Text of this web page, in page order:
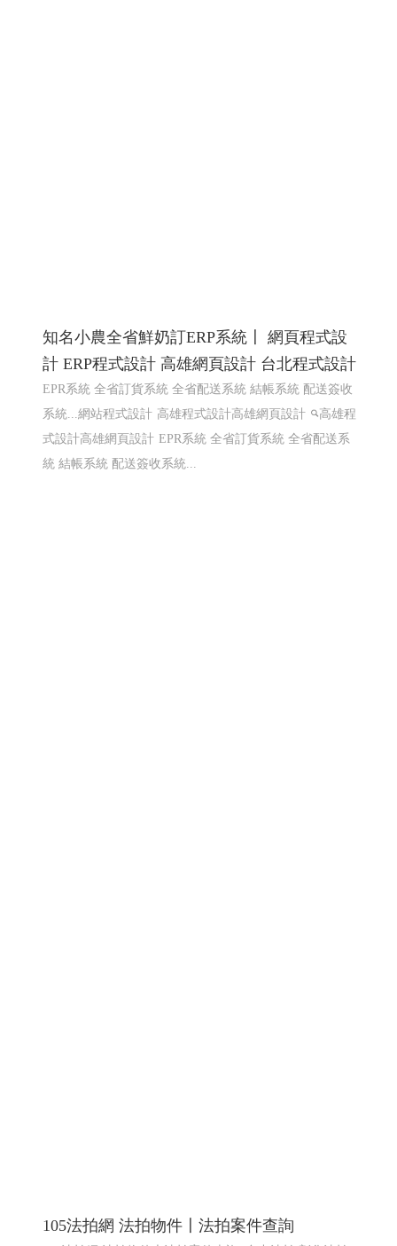
知名小農全省鮮奶訂ERP系統〡 網頁程式設
計 ERP程式設計 高雄網頁設計 台北程式設計
EPR系統 全省訂貨系統 全省配送系統 結帳系統 配送簽收
系統...網站程式設計 高雄程式設計高雄網頁設計
高雄程
式設計高雄網頁設計 EPR系統 全省訂貨系統 全省配送系
統 結帳系統 配送簽收系統...
105法拍網 法拍物件〡法拍案件查詢